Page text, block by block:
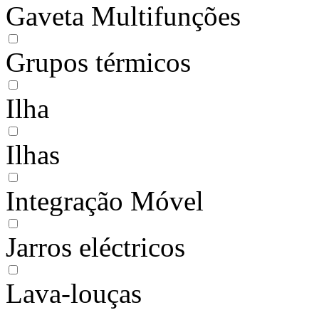
Gaveta Multifunções
Grupos térmicos
Ilha
Ilhas
Integração Móvel
Jarros eléctricos
Lava-louças